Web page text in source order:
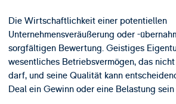
Die Wirtschaftlichkeit einer potentiellen
Unternehmensveräußerung oder -
sorgfältigen Bewertung. Geistiges
wesentliches Betriebsvermögen, das
darf, und seine Qualität kann
Deal ein Gewinn oder eine Belastung